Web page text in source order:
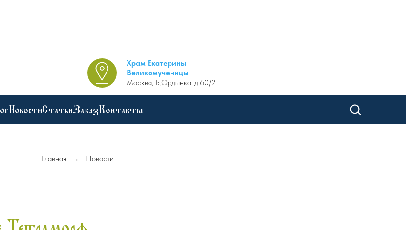
Храм Екатерины
Великомученицы
Москва, Б.Ордынка, д.60/2
НовостиСтатьиЗаказКонтакты
Главная → Новости